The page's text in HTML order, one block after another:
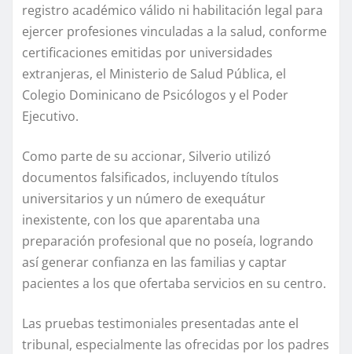
registro académico válido ni habilitación legal para
ejercer profesiones vinculadas a la salud, conforme
certificaciones emitidas por universidades
extranjeras, el Ministerio de Salud Pública, el
Colegio Dominicano de Psicólogos y el Poder
Ejecutivo.
Como parte de su accionar, Silverio utilizó
documentos falsificados, incluyendo títulos
universitarios y un número de exequátur
inexistente, con los que aparentaba una
preparación profesional que no poseía, logrando
así generar confianza en las familias y captar
pacientes a los que ofertaba servicios en su centro.
Las pruebas testimoniales presentadas ante el
tribunal, especialmente las ofrecidas por los padres